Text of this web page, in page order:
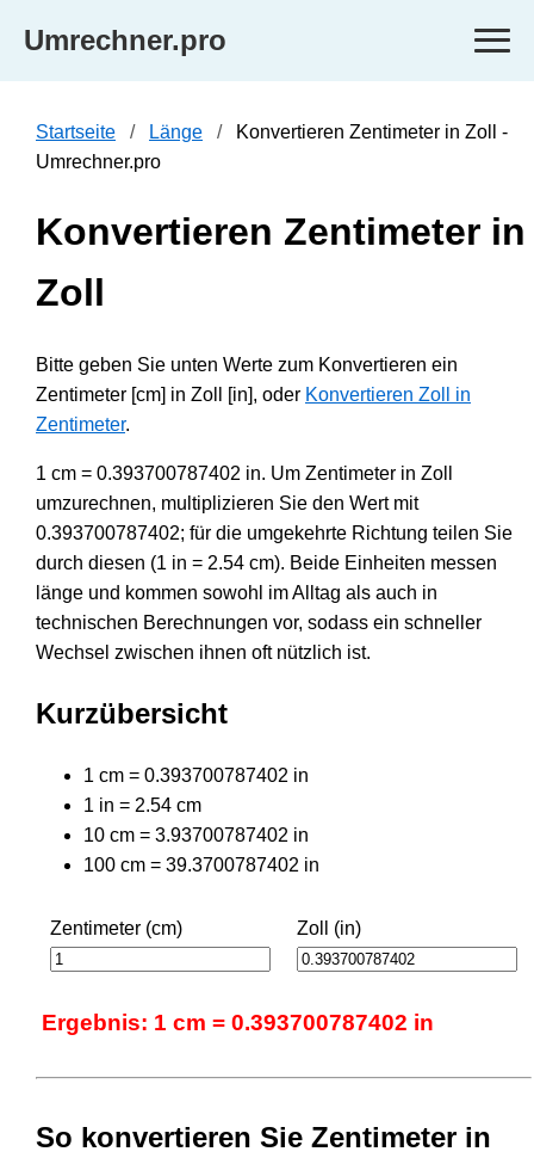
Umrechner.pro
Startseite Länge
Konvertieren Zentimeter in Zoll -
Umrechner.pro
Konvertieren Zentimeter in
Zoll
Bitte geben Sie unten Werte zum Konvertieren ein
Zentimeter [cm] in Zoll [in], oder Konvertieren Zoll in
Zentimeter.
1 cm = 0.393700787402 in. Um Zentimeter in Zoll
umzurechnen, multiplizieren Sie den Wert mit
0.393700787402; für die umgekehrte Richtung teilen Sie
durch diesen (1 in = 2.54 cm). Beide Einheiten messen
länge und kommen sowohl im Alltag als auch in
technischen Berechnungen vor, sodass ein schneller
Wechsel zwischen ihnen oft nützlich ist.
Kurzübersicht
1 cm = 0.393700787402 in
1 in = 2.54 cm
10 cm = 3.93700787402 in
100 cm = 39.3700787402 in
Zentimeter (cm) Zoll (in)
Ergebnis: 1 cm = 0.393700787402 in
So konvertieren Sie Zentimeter in